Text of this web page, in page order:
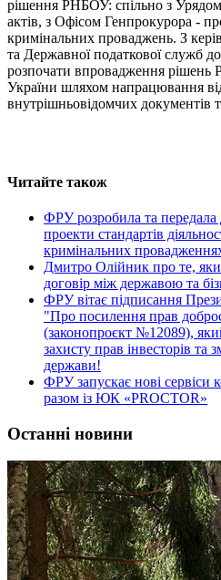
рішення РНБОУ: спільно з
актів, з Офісом Генпрокурора -
кримінальних проваджень. З
та Державної податкової служб
розпочати впровадження рішень
України шляхом напрацювання
внутрішньовідомчих документів
Читайте також
ФРУ розробила та
проекти стандартів
кримінальних
Дмитро Олійник про те,
договір між державою та
ФРУ вітає підписання
"Про посилення прав
(законопроєкт №12089),
захисту прав інвесторів та
держави!
ФРУ запускає нові сервіси
разом із ЮК «PROCTOR»
Останні новини